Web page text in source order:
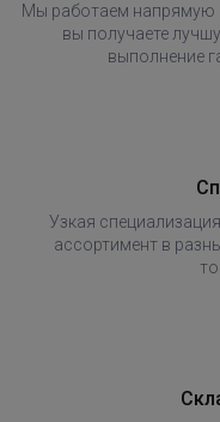
Мы работаем напрямую
вы получаете
выполнение
Узкая
ассортимент в